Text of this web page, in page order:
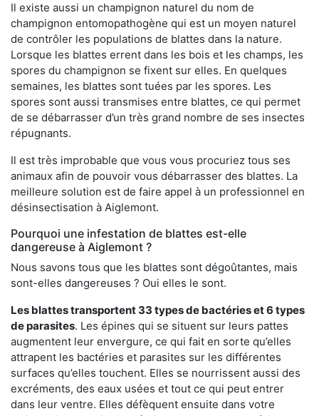
Il existe aussi un champignon naturel du nom de
champignon entomopathogène qui est un moyen naturel
de contrôler les populations de blattes dans la nature.
Lorsque les blattes errent dans les bois et les champs, les
spores du champignon se fixent sur elles. En quelques
semaines, les blattes sont tuées par les spores. Les
spores sont aussi transmises entre blattes, ce qui permet
de se débarrasser d’un très grand nombre de ses insectes
répugnants.
Il est très improbable que vous vous procuriez tous ses
animaux afin de pouvoir vous débarrasser des blattes. La
meilleure solution est de faire appel à un professionnel en
désinsectisation à Aiglemont.
Pourquoi une infestation de blattes est-elle
dangereuse à Aiglemont ?
Nous savons tous que les blattes sont dégoûtantes, mais
sont-elles dangereuses ? Oui elles le sont.
Les blattes transportent 33 types de bactéries et 6 types
de parasites. Les épines qui se situent sur leurs pattes
augmentent leur envergure, ce qui fait en sorte qu’elles
attrapent les bactéries et parasites sur les différentes
surfaces qu’elles touchent. Elles se nourrissent aussi des
excréments, des eaux usées et tout ce qui peut entrer
dans leur ventre. Elles défèquent ensuite dans votre